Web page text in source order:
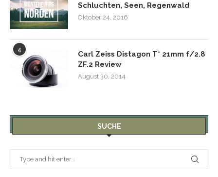
Schluchten, Seen, Regenwald
Oktober 24, 2016
4
Carl Zeiss Distagon T* 21mm f/2.8
ZF.2 Review
August 30, 2014
SUCHE